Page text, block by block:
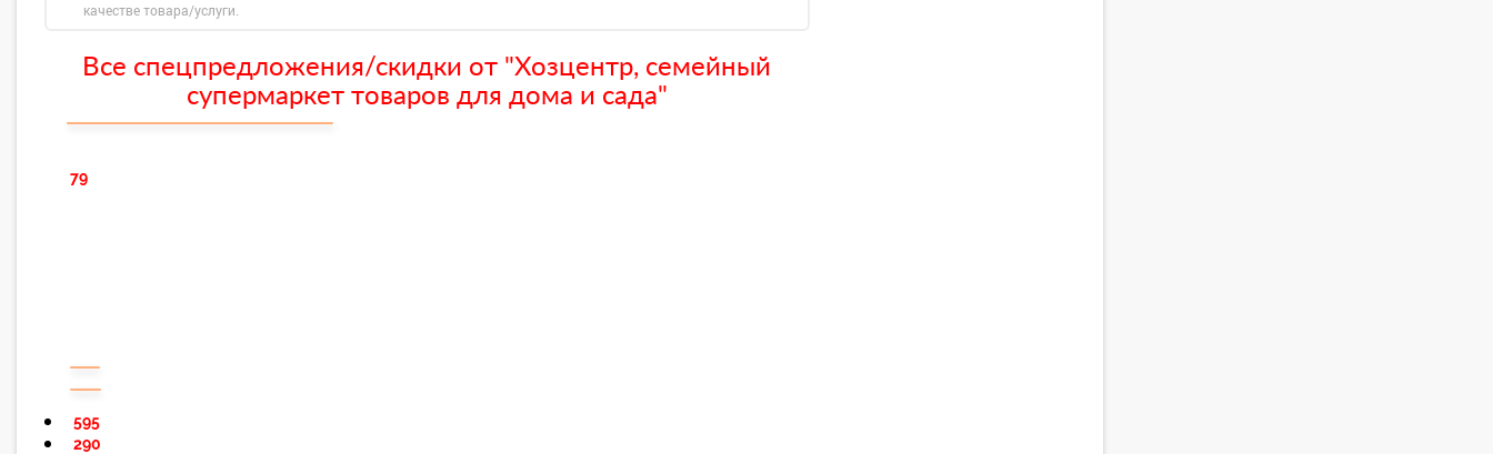
качестве товара/услуги.
Все спецпредложения/скидки от "Хозцентр, семейный
супермаркет товаров для дома и сада"
79
595
290